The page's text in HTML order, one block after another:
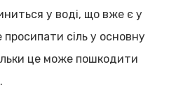
у воді, що вже є у
сіль у основну
це може пошкодити